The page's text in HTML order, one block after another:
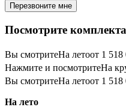
Перезвоните мне
Посмотрите
Вы смотритеНа летоот 1 518
Нажмите и посмотритеНа
Вы смотритеНа летоот 1 518
На лето